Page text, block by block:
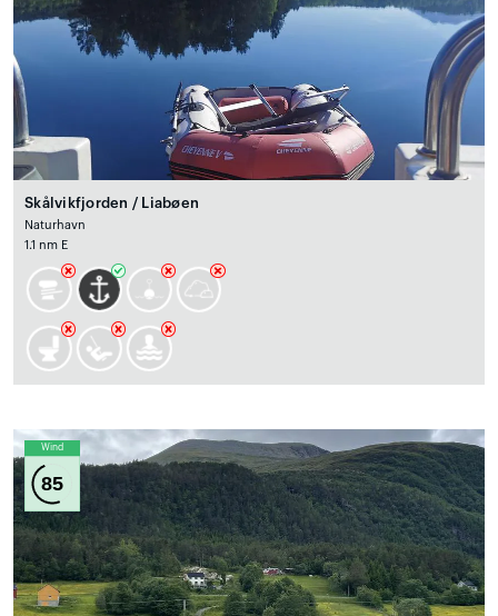
Skålvikfjorden / Liabøen
Naturhavn
1.1 nm E
Wind
85